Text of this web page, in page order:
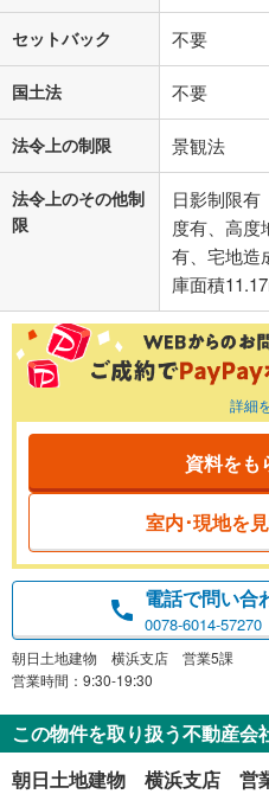
セットバック 不要
国土法 不要
法令上の制限 景観法
法令上のその他制
限
日影制限有
度有、高度
有、宅地造
庫面積
詳細
資料をも
室内･現地を
電話で問い合
0078-6014-57270
朝日土地建物 横浜支店 営業5課
営業時間：9:30-19:30
この物件を取り扱う不動産会
朝日土地建物 横浜支店 営